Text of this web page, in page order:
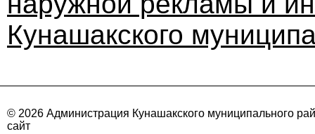
Кунашакского
© 2026 Администрация Кунашакского муниципального
сайт